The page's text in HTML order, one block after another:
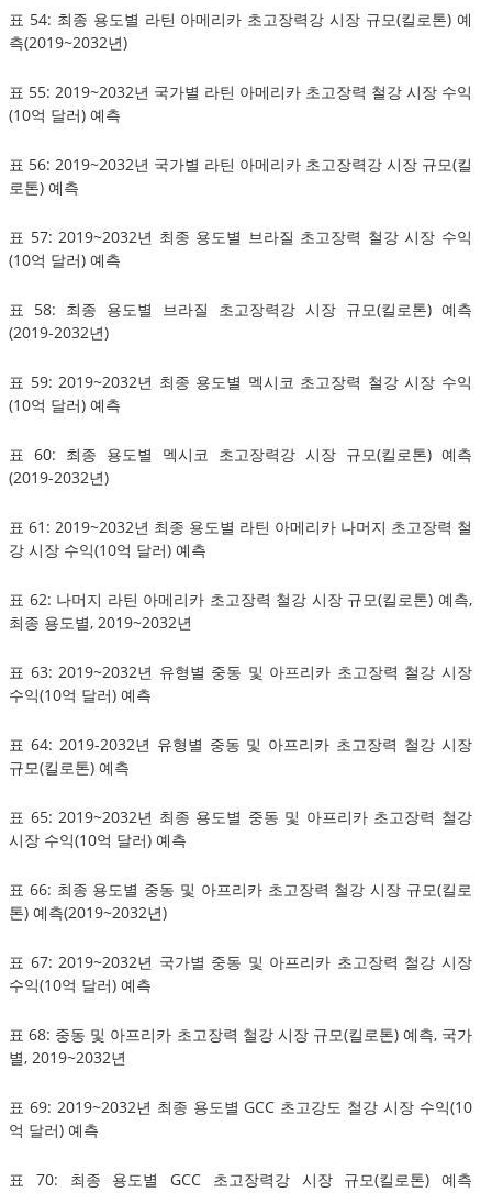
표 54: 최종 용도별 라틴 아메리카 초고장력강 시장 규모(킬로톤) 예
측(2019~2032년)
표 55: 2019~2032년 국가별 라틴 아메리카 초고장력 철강 시장 수익
(10억 달러) 예측
표 56: 2019~2032년 국가별 라틴 아메리카 초고장력강 시장 규모(킬
로톤) 예측
표 57: 2019~2032년 최종 용도별 브라질 초고장력 철강 시장 수익
(10억 달러) 예측
표 58: 최종 용도별 브라질 초고장력강 시장 규모(킬로톤) 예측
(2019-2032년)
표 59: 2019~2032년 최종 용도별 멕시코 초고장력 철강 시장 수익
(10억 달러) 예측
표 60: 최종 용도별 멕시코 초고장력강 시장 규모(킬로톤) 예측
(2019-2032년)
표 61: 2019~2032년 최종 용도별 라틴 아메리카 나머지 초고장력 철
강 시장 수익(10억 달러) 예측
표 62: 나머지 라틴 아메리카 초고장력 철강 시장 규모(킬로톤) 예측,
최종 용도별, 2019~2032년
표 63: 2019~2032년 유형별 중동 및 아프리카 초고장력 철강 시장
수익(10억 달러) 예측
표 64: 2019-2032년 유형별 중동 및 아프리카 초고장력 철강 시장
규모(킬로톤) 예측
표 65: 2019~2032년 최종 용도별 중동 및 아프리카 초고장력 철강
시장 수익(10억 달러) 예측
표 66: 최종 용도별 중동 및 아프리카 초고장력 철강 시장 규모(킬로
톤) 예측(2019~2032년)
표 67: 2019~2032년 국가별 중동 및 아프리카 초고장력 철강 시장
수익(10억 달러) 예측
표 68: 중동 및 아프리카 초고장력 철강 시장 규모(킬로톤) 예측, 국가
별, 2019~2032년
표 69: 2019~2032년 최종 용도별 GCC 초고강도 철강 시장 수익(10
억 달러) 예측
표 70: 최종 용도별 GCC 초고장력강 시장 규모(킬로톤) 예측